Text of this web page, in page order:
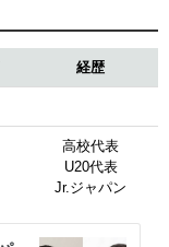
経歴
高校代表
U20代表
Jr.ジャパン